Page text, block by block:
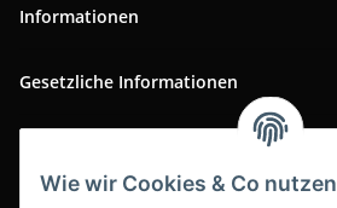
Wie wir Cookies & Co nutzen
Informationen
Gesetzliche Informationen